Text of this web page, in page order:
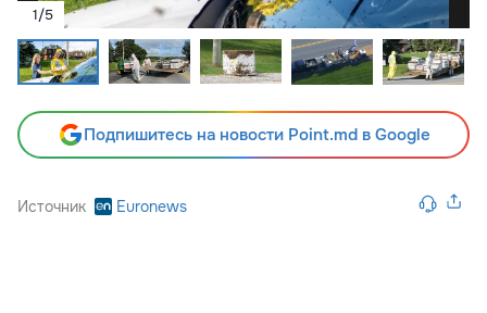
1/5
Подпишитесь на новости Point.md в Google
Источник Euronews